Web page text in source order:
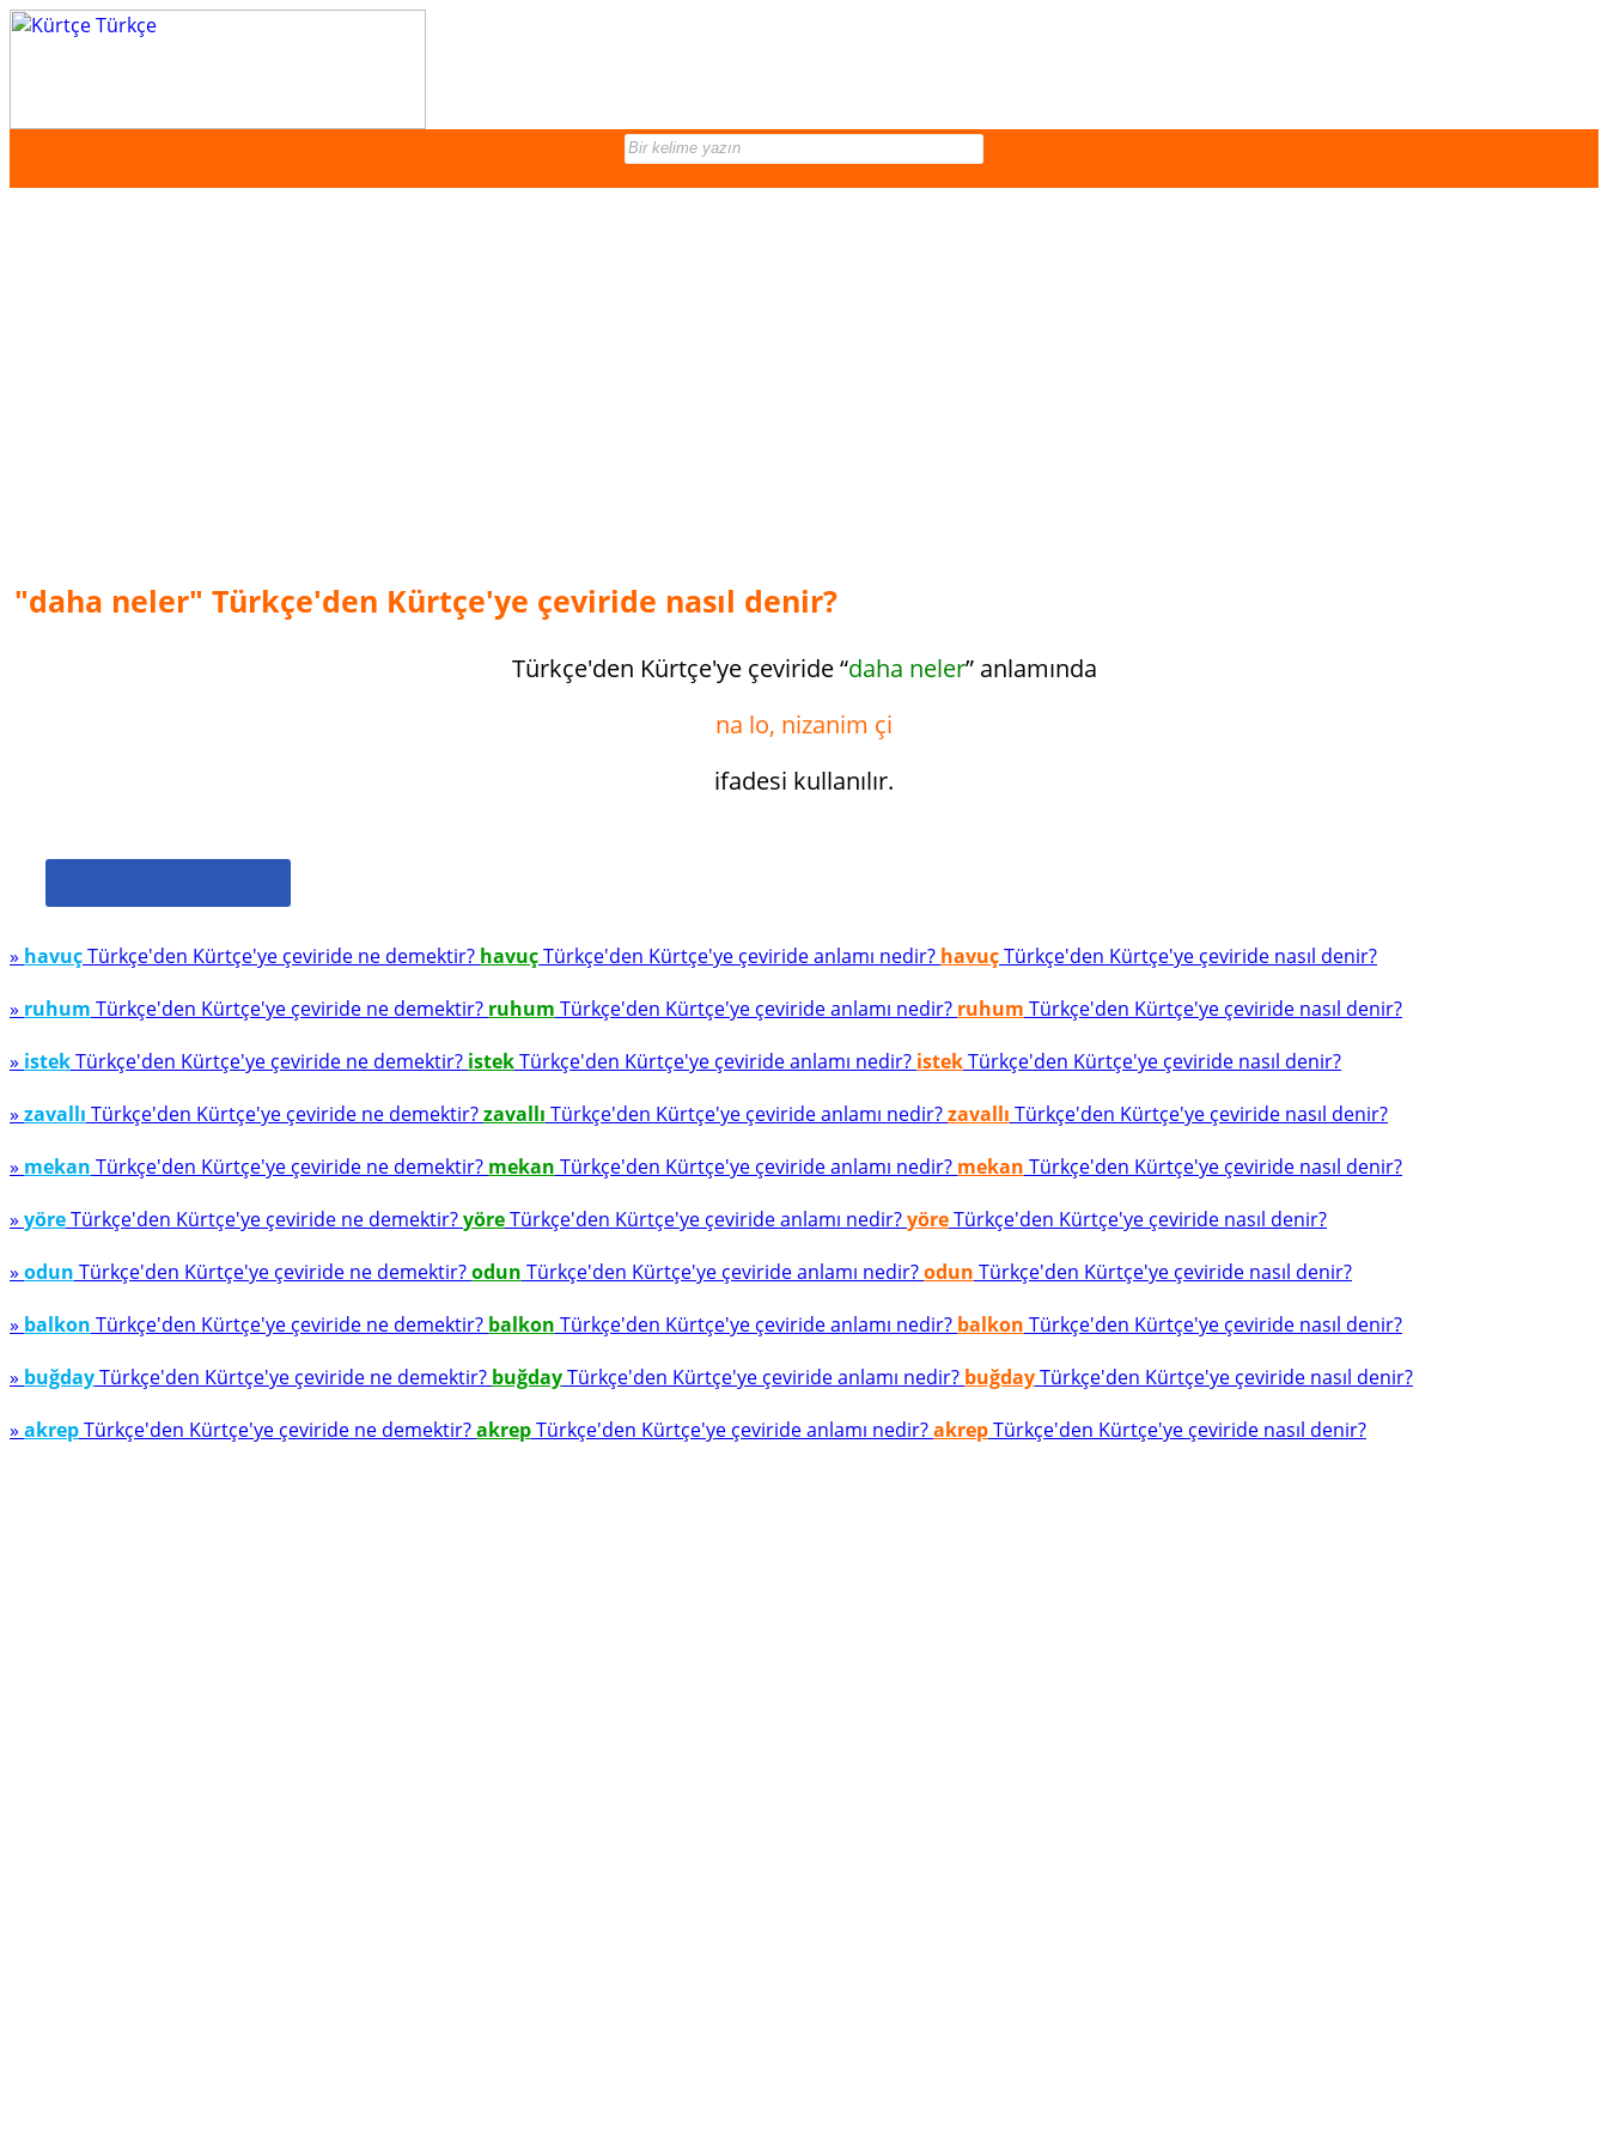
"daha neler" Türkçe'den Kürtçe'ye çeviride nasıl denir?
Türkçe'den Kürtçe'ye çeviride “daha neler” anlamında
na lo, nizanim çi
ifadesi kullanılır.
» havuçTürkçe'den Kürtçe'ye çeviride ne demektir? havuçTürkçe'den Kürtçe'ye çeviride anlamı nedir? havuçTürkçe'den Kürtçe'ye çeviride nasıl denir?
» ruhum Türkçe'den Kürtçe'ye çeviride ne demektir? ruhum Türkçe'den Kürtçe'ye çeviride anlamı nedir? ruhum Türkçe'den Kürtçe'ye çeviride nasıl denir?
» istekTürkçe'den Kürtçe'ye çeviride ne demektir? istekTürkçe'den Kürtçe'ye çeviride anlamı nedir? istekTürkçe'den Kürtçe'ye çeviride nasıl denir?
» zavallı Türkçe'den Kürtçe'ye çeviride ne demektir?zavallı Türkçe'den Kürtçe'ye çeviride anlamı nedir?zavallı Türkçe'den Kürtçe'ye çeviride nasıl denir?
» mekan Türkçe'den Kürtçe'ye çeviride ne demektir? mekan Türkçe'den Kürtçe'ye çeviride anlamı nedir? mekan Türkçe'den Kürtçe'ye çeviride nasıl denir?
» yöreTürkçe'den Kürtçe'ye çeviride ne demektir?yöreTürkçe'den Kürtçe'ye çeviride anlamı nedir?yöreTürkçe'den Kürtçe'ye çeviride nasıl denir?
» odun Türkçe'den Kürtçe'ye çeviride ne demektir?odun Türkçe'den Kürtçe'ye çeviride anlamı nedir?odun Türkçe'den Kürtçe'ye çeviride nasıl denir?
» balkon Türkçe'den Kürtçe'ye çeviride ne demektir? balkon Türkçe'den Kürtçe'ye çeviride anlamı nedir? balkon Türkçe'den Kürtçe'ye çeviride nasıl denir?
» buğdayTürkçe'den Kürtçe'ye çeviride ne demektir? buğdayTürkçe'den Kürtçe'ye çeviride anlamı nedir? buğdayTürkçe'den Kürtçe'ye çeviride nasıl denir?
» akrepTürkçe'den Kürtçe'ye çeviride ne demektir?akrepTürkçe'den Kürtçe'ye çeviride anlamı nedir?akrepTürkçe'den Kürtçe'ye çeviride nasıl denir?